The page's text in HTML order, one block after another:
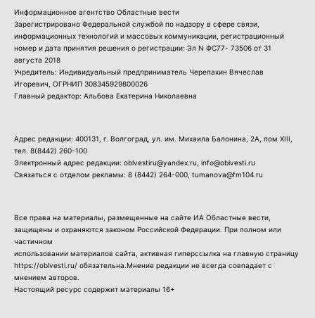
Информационное агентство Областные вести
Зарегистрировано Федеральной службой по надзору в сфере связи,
информационных технологий и массовых коммуникации, регистрационный
номер и дата принятия решения о регистрации: Эл N ФС77- 73506 от 31
августа 2018
Учредитель: Индивидуальный предприниматель Черепахин Вячеслав
Игоревич, ОГРНИП 308345929800026
Главный редактор: Альбова Екатерина Николаевна
Адрес редакции: 400131, г. Волгоград, ул. им. Михаила Балонина, 2А, пом XIII,
тел. 8(8442) 260-100
Электронный адрес редакции: oblvestiru@yandex.ru, info@oblvesti.ru
Связаться с отделом рекламы: 8 (8442) 264-000, tumanova@fm104.ru
Все права на материалы, размещенные на сайте ИА Областные вести,
защищены и охраняются законом Российской Федерации. При полном или
частичном
использовании материалов сайта, активная гиперссылка на главную страницу
https://oblvesti.ru/ обязательна.Мнение редакции не всегда совпадает с
мнением авторов.
Настоящий ресурс содержит материалы 16+